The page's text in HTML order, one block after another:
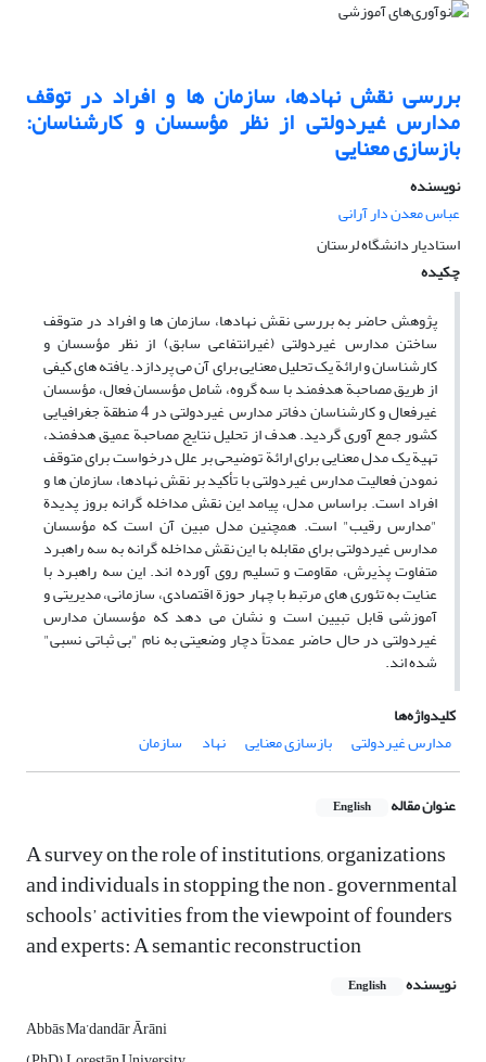
بررسی نقش نهادها، سازمان ها و افراد در توقف
مدارس غیردولتی از نظر مؤسسان و کارشناسان:
بازسازی معنایی
نویسنده
عباس معدن دار آرانی
استادیار دانشگاه لرستان
چکیده
پژوهش حاضر به بررسی نقش نهادها، سازمان ها و افراد در متوقف
ساختن مدارس غیردولتی (غیرانتفاعی سابق) از نظر مؤسسان و
کارشناسان و ارائة یک تحلیل معنایی برای آن می پردازد. یافته های کیفی
از طریق مصاحبة هدفمند با سه گروه، شامل مؤسسان فعال، مؤسسان
غیرفعال و کارشناسان دفاتر مدارس غیردولتی در 4 منطقة جغرافیایی
کشور جمع آوری گردید. هدف از تحلیل نتایج مصاحبة عمیق هدفمند،
تهیة یک مدل معنایی برای ارائة توضیحی بر علل درخواست برای متوقف
نمودن فعالیت مدارس غیردولتی با تأکید بر نقش نهادها، سازمان ها و
افراد است. براساس مدل، پیامد این نقش مداخله گرانه بروز پدیدة
"مدارس رقیب" است. همچنین مدل مبین آن است که مؤسسان
مدارس غیردولتی برای مقابله با این نقش مداخله گرانه به سه راهبرد
متفاوت پذیرش، مقاومت و تسلیم روی آورده اند. این سه راهبرد با
عنایت به تئوری های مرتبط با چهار حوزة اقتصادی، سازمانی، مدیریتی و
آموزشی قابل تبیین است و نشان می دهد که مؤسسان مدارس
غیردولتی در حال حاضر عمدتاً دچار وضعیتی به نام "بی ثباتی نسبی"
شده اند.
کلیدواژه‌ها
مدارس غیردولتی
بازسازی معنایی نهاد سازمان
عنوان مقاله English
A survey on the role of institutions, organizations
and individuals in stopping the non – governmental
schools’ activities from the viewpoint of founders
and experts: A semantic reconstruction
نویسنده English
Abbās Ma’dandār Ārāni